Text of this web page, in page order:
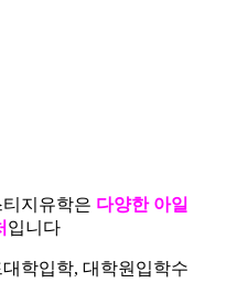
지유학은 다양한 아일
입니다
학입학, 대학원입학수